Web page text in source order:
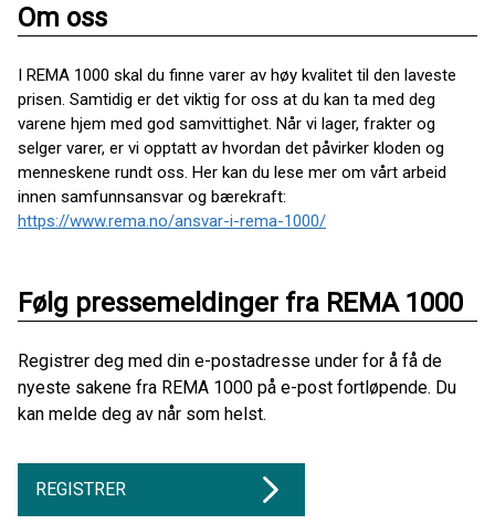
Om oss
I REMA 1000 skal du finne varer av høy kvalitet til den laveste
prisen. Samtidig er det viktig for oss at du kan ta med deg
varene hjem med god samvittighet. Når vi lager, frakter og
selger varer, er vi opptatt av hvordan det påvirker kloden og
menneskene rundt oss. Her kan du lese mer om vårt arbeid
innen samfunnsansvar og bærekraft:
https://www.rema.no/ansvar-i-rema-1000/
Følg pressemeldinger fra REMA 1000
Registrer deg med din e-postadresse under for å få de
nyeste sakene fra REMA 1000 på e-post fortløpende. Du
kan melde deg av når som helst.
REGISTRER